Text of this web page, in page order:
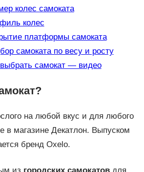
колес самоката
колес
платформы самоката
самоката по весу и росту
самокат — видео
на любой вкус и для любого
в магазине Декатлон. Выпуском
бренд Oxelo.